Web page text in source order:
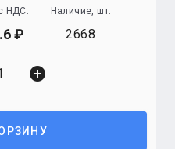
НДС: Наличие, шт.
2668
add_circle